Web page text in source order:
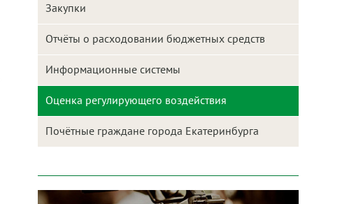
Закупки
Отчёты о расходовании бюджетных средств
Информационные системы
Оценка регулирующего воздействия
Почётные граждане города Екатеринбурга